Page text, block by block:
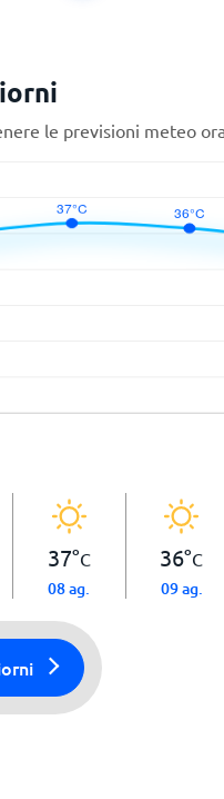
le previsioni meteo
37°C
08 ag.
36°C
09 ag.